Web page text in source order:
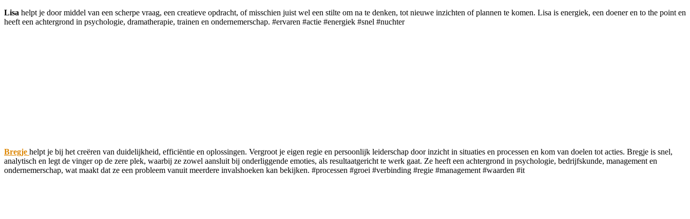
Lisa helpt je door middel van een scherpe vraag, een creatieve opdracht, of misschien juist wel een stilte om na te denken, tot nieuwe inzichten of plannen te komen. Lisa is energiek, een doener en to the point en
heeft een achtergrond in psychologie, dramatherapie, trainen en ondernemerschap. #ervaren #actie #energiek #snel #nuchter
Bregje helpt je bij het creëren van duidelijkheid, efficiëntie en oplossingen. Vergroot je eigen regie en persoonlijk leiderschap door inzicht in situaties en processen en kom van doelen tot acties. Bregje is snel,
analytisch en legt de vinger op de zere plek, waarbij ze zowel aansluit bij onderliggende emoties, als resultaatgericht te werk gaat. Ze heeft een achtergrond in psychologie, bedrijfskunde, management en
ondernemerschap, wat maakt dat ze een probleem vanuit meerdere invalshoeken kan bekijken. #processen #groei #verbinding #regie #management #waarden #it